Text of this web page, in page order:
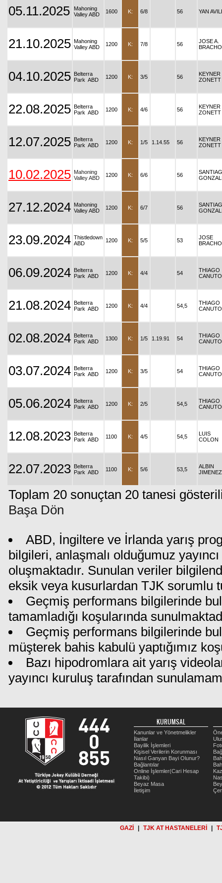
05.11.2025
Mahoning
Valley ABD
1600 K: 6/8 56 YAN
21.10.2025 Mahoning
Valley ABD
1200 K: 7/8 56
JOSE A.
BRACHO
04.10.2025 Belterra
Park ABD
1200 K: 3/5 56
KEYNER
ZONETT
22.08.2025 Belterra
Park ABD
1200 K: 4/6 56
KEYNER
ZONETT
12.07.2025 Belterra
Park ABD
1200 K: 1/5 1.14.55 56
KEYNER
ZONETT
10.02.2025 Mahoning
Valley ABD
1200 K: 6/6 56
27.12.2024 Mahoning
Valley ABD
1200 K: 6/7 56
23.09.2024 Thistledown
ABD
1200 K: 5/5 53
JOSE
BRACHO
06.09.2024 Belterra
Park ABD
1200 K: 4/4 54
THIAGO
CANUTO
21.08.2024 Belterra
Park ABD
1200 K: 4/4 54,5
THIAGO
CANUTO
02.08.2024 Belterra
Park ABD
1300 K: 1/5 1.19.91 54
THIAGO
CANUTO
03.07.2024 Belterra
Park ABD
1200 K: 3/5 54
THIAGO
CANUTO
05.06.2024 Belterra
Park ABD
1200 K: 2/5 54,5
THIAGO
CANUTO
12.08.2023 Belterra
Park ABD
1100 K: 4/5 54,5
LUIS
COLON
22.07.2023 Belterra
Park ABD
1100 K: 5/6 53,5
ALBIN
JIMENEZ
Toplam 20 sonuçtan 20 tanesi
Başa Dön
ABD, İngiltere ve İrlanda yarış
bilgileri, anlaşmalı olduğumuz
oluşmaktadır. Sunulan veriler
eksik veya kusurlardan TJK sorumlu
Geçmiş performans bilgilerinde
tamamladığı koşularında
Geçmiş performans bilgilerinde
müşterek bahis kabulü yaptığımız
Bazı hipodromlara ait yarış
yayıncı kuruluş tarafından
KURUMSAL
Kanunlar ve Yönetmelikler
İlanlar
Bayilik İşlemleri
Kişisel Verilerin Korunması
Nasıl Ganyan Bayi Olunur?
Bağlantılar
Online İşlemler(Cari Hesap
Takibi)
Beyaz Masa
İletişim
GAZİ TJK AT HASTANELERİ